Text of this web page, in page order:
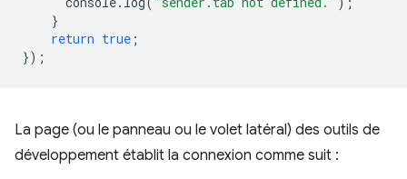
}
return true ;
});
La page (ou le panneau ou le volet latéral) des outils de
développement établit la connexion comme suit :